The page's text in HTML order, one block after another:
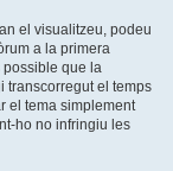
el visualitzeu, podeu
a la primera
possible que la
transcorregut el temps
el tema simplement
ho no infringiu les